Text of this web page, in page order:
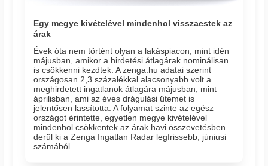
Egy megye kivételével mindenhol visszaestek az
árak
Évek óta nem történt olyan a lakáspiacon, mint idén
májusban, amikor a hirdetési átlagárak nominálisan
is csökkenni kezdtek. A zenga.hu adatai szerint
országosan 2,3 százalékkal alacsonyabb volt a
meghirdetett ingatlanok átlagára májusban, mint
áprilisban, ami az éves drágulási ütemet is
jelentősen lassította. A folyamat szinte az egész
országot érintette, egyetlen megye kivételével
mindenhol csökkentek az árak havi összevetésben –
derül ki a Zenga Ingatlan Radar legfrissebb, júniusi
számából.